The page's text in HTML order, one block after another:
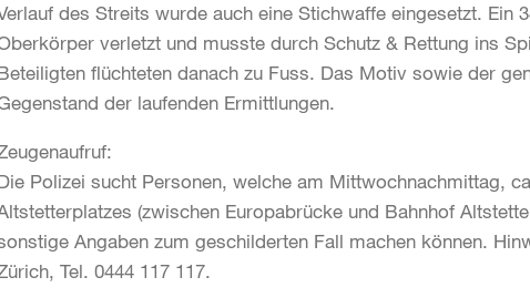
des Streits wurde auch eine Stichwaffe eingesetzt. Ein
verletzt und musste durch Schutz & Rettung ins
flüchteten danach zu Fuss. Das Motiv sowie der
der laufenden Ermittlungen.
Polizei sucht Personen, welche am Mittwochnachmittag,
(zwischen Europabrücke und Bahnhof
Angaben zum geschilderten Fall machen können.
Tel. 0444 117 117.